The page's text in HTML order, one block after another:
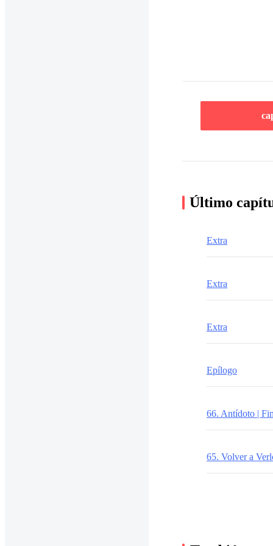
Último
Extra
Extra
Extra
Epílogo
66. Antídoto |
65. Volver a